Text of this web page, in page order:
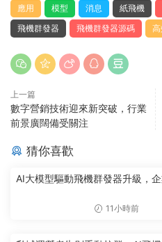
應用
模型 消息 紙飛機
飛機群發器
飛機群發器源碼 高
上一篇
數字營銷技術迎來新突破，行業
前景廣闊備受關注
猜你喜歡
AI大模型驅動飛機群發器升級，
11小時前